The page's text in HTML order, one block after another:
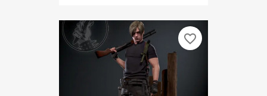
favorite_border